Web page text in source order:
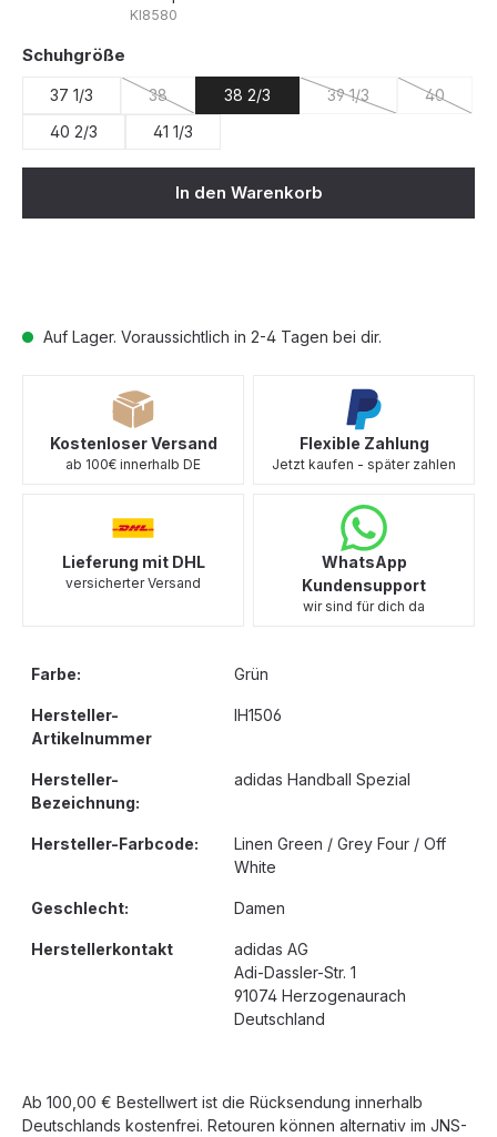
Auf Lager. Voraussichtlich in 2-4 Tagen bei dir.
KI8580
Schuhgröße
37 1/3 38
(Diese Option ist zurzeit nicht verfügbar.)
38 2/3 39 1/3
(Diese Option ist
40
(Diese
40 2/3 41 1/3
In den Warenkorb
Kostenloser Versand
ab 100€ innerhalb DE
Flexible Zahlung
Jetzt kaufen - später zahlen
Lieferung mit DHL
versicherter Versand
WhatsApp
Kundensupport
wir sind für dich da
Farbe: Grün
Hersteller-
Artikelnummer
IH1506
Hersteller-
Bezeichnung:
adidas Handball Spezial
Hersteller-Farbcode:
Linen Green / Grey Four / Off
White
Geschlecht: Damen
Herstellerkontakt
adidas AG
Adi-Dassler-Str. 1
91074 Herzogenaurach
Deutschland
Ab 100,00 € Bestellwert ist die Rücksendung innerhalb
Deutschlands kostenfrei. Retouren können alternativ im JNS-